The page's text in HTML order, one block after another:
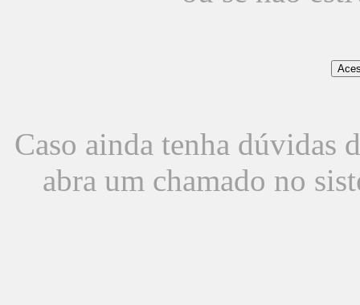
Caso ainda tenha dúvidas
abra um chamado no